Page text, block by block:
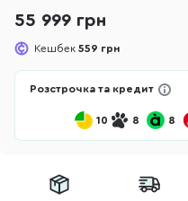
55 999 грн
Кешбек 559 грн
Розстрочка та кредит
10 8 8